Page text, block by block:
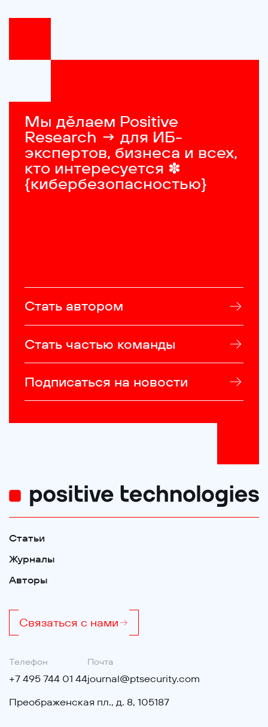
Мы дěлаем Positive
Research → для ИБ-
экспертов, бизнеса и всех,
кто интересуется ✽
{кибербезопасностью}
Стать автором
Стать частью команды
Подписаться на новости
Статьи
Журналы
Авторы
Связаться с нами
Телефон
+7 495 744 01 44
Почта
journal@ptsecurity.com
Преображенская пл., д. 8, 105187